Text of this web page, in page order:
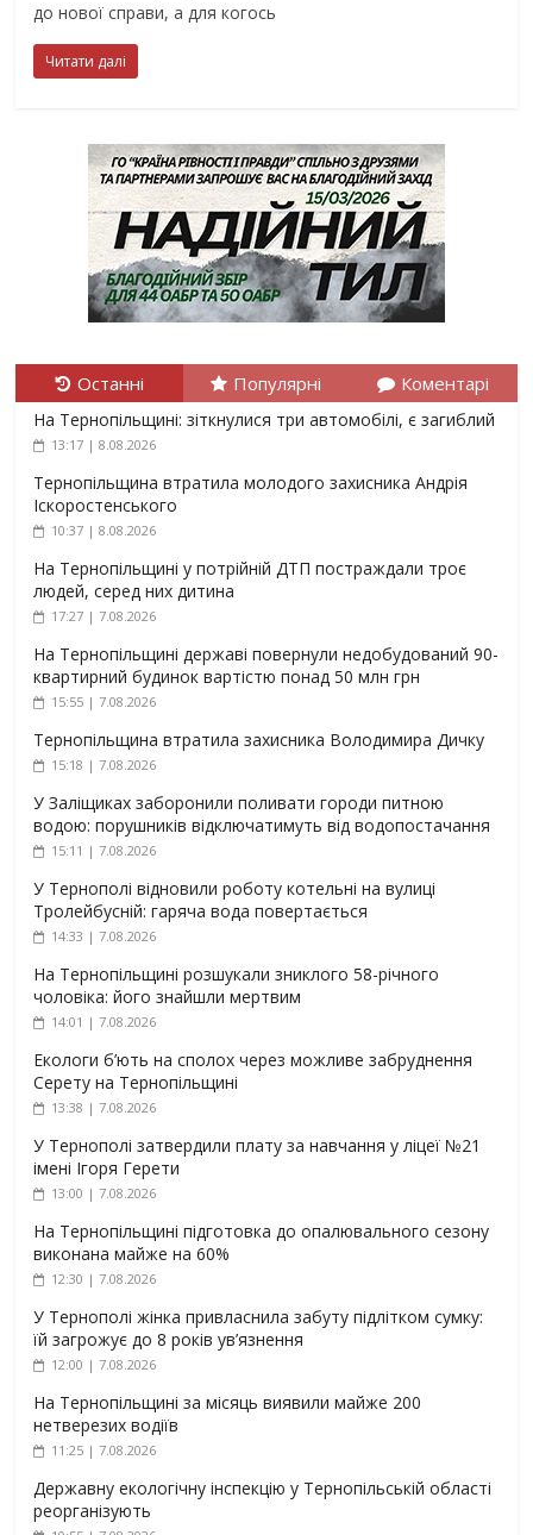
до нової справи, а для когось
Читати далі
Останні Популярні Коментарі
На Тернопільщині: зіткнулися три автомобілі, є загиблий
13:17 | 8.08.2026
Тернопільщина втратила молодого захисника Андрія
Іскоростенського
10:37 | 8.08.2026
На Тернопільщині у потрійній ДТП постраждали троє
людей, серед них дитина
17:27 | 7.08.2026
На Тернопільщині державі повернули недобудований 90-
квартирний будинок вартістю понад 50 млн грн
15:55 | 7.08.2026
Тернопільщина втратила захисника Володимира Дичку
15:18 | 7.08.2026
У Заліщиках заборонили поливати городи питною
водою: порушників відключатимуть від водопостачання
15:11 | 7.08.2026
У Тернополі відновили роботу котельні на вулиці
Тролейбусній: гаряча вода повертається
14:33 | 7.08.2026
На Тернопільщині розшукали зниклого 58-річного
чоловіка: його знайшли мертвим
14:01 | 7.08.2026
Екологи б’ють на сполох через можливе забруднення
Серету на Тернопільщині
13:38 | 7.08.2026
У Тернополі затвердили плату за навчання у ліцеї №21
імені Ігоря Герети
13:00 | 7.08.2026
На Тернопільщині підготовка до опалювального сезону
виконана майже на 60%
12:30 | 7.08.2026
У Тернополі жінка привласнила забуту підлітком сумку:
їй загрожує до 8 років ув’язнення
12:00 | 7.08.2026
На Тернопільщині за місяць виявили майже 200
нетверезих водіїв
11:25 | 7.08.2026
Державну екологічну інспекцію у Тернопільській області
реорганізують